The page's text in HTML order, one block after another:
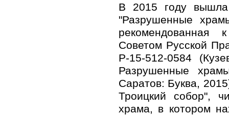
В 2015 году
"Разрушенные
рекомендованная
Советом Русской
Р-15-512-0584
Разрушенные
Саратов: Буква,
Троицкий собор",
храма, в котором